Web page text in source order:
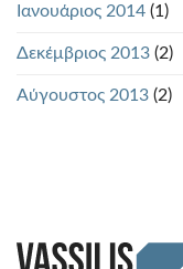
Ιανουάριος 2014 (1)
Δεκέμβριος 2013 (2)
Αύγουστος 2013 (2)